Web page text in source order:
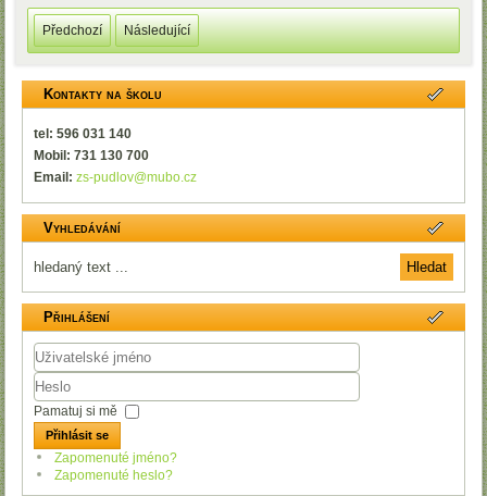
Předchozí Následující
Kontakty na školu
tel: 596 031 140
Mobil: 731 130 700
Email:zs-pudlov@mubo.cz
Vyhledávání
Přihlášení
Uživatelské
jméno
Heslo
Pamatuj si mě
Přihlásit se
Zapomenuté jméno?
Zapomenuté heslo?